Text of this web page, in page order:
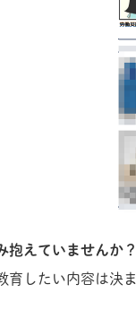
抱えていませんか？
育したい内容は決